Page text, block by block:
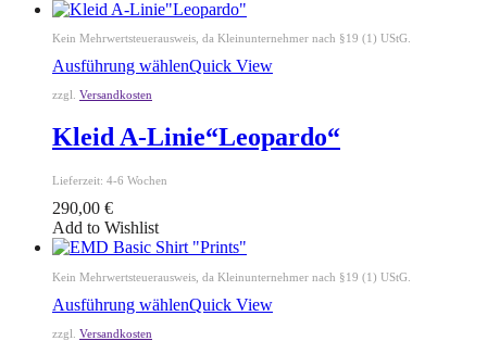
Kein Mehrwertsteuerausweis, da Kleinunternehmer nach §19 (1) UStG.
Ausführung wählenQuick View
zzgl. Versandkosten
Kleid A-Linie“Leopardo“
Lieferzeit: 4-6 Wochen
290,00 €
Add to Wishlist
Kein Mehrwertsteuerausweis, da Kleinunternehmer nach §19 (1) UStG.
Ausführung wählenQuick View
zzgl. Versandkosten